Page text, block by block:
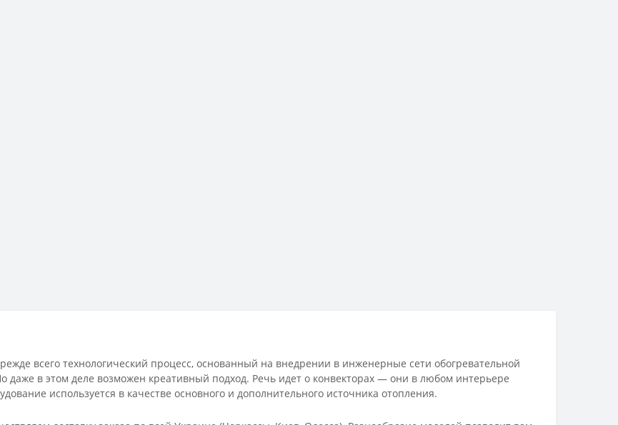
всего технологический процесс, основанный на внедрении в инженерные сети обогревательной
даже в этом деле возможен креативный подход. Речь идет о конвекторах — они в любом интерьере
используется в качестве основного и дополнительного источника отопления.